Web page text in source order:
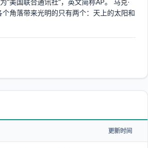
个角落带来光明的只有两个：天上的太阳和
更新时间